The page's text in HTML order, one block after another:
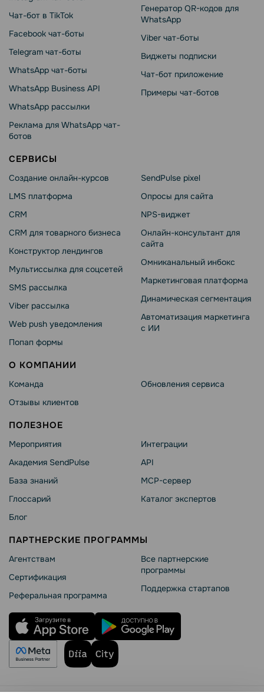
Чат-бот в TikTok
Facebook чат-боты
Telegram чат-боты
WhatsApp чат-боты
WhatsApp Business API
WhatsApp рассылки
Реклама для WhatsApp чат-
ботов
Генератор QR-кодов для
WhatsApp
Viber чат-боты
Виджеты подписки
Чат-бот приложение
Примеры чат-ботов
СЕРВИСЫ
Создание онлайн-курсов
LMS платформа
CRM
CRM для товарного бизнеса
Конструктор лендингов
Мультиссылка для соцсетей
SMS рассылка
Viber рассылка
Web push уведомления
Попап формы
SendPulse pixel
Опросы для сайта
NPS-виджет
Онлайн-консультант для
сайта
Омниканальный инбокс
Маркетинговая платформа
Динамическая сегментация
Автоматизация маркетинга
с ИИ
О КОМПАНИИ
Команда
Отзывы клиентов
Обновления сервиса
ПОЛЕЗНОЕ
Мероприятия
Академия SendPulse
База знаний
Глоссарий
Блог
Интеграции
API
MCP-сервер
Каталог экспертов
ПАРТНЕРСКИЕ ПРОГРАММЫ
Агентствам
Сертификация
Реферальная программа
Все партнерские
программы
Поддержка стартапов